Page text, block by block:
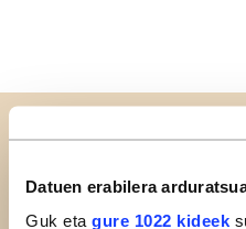
Datuen erabilera
Guk eta gure 1022 kideek